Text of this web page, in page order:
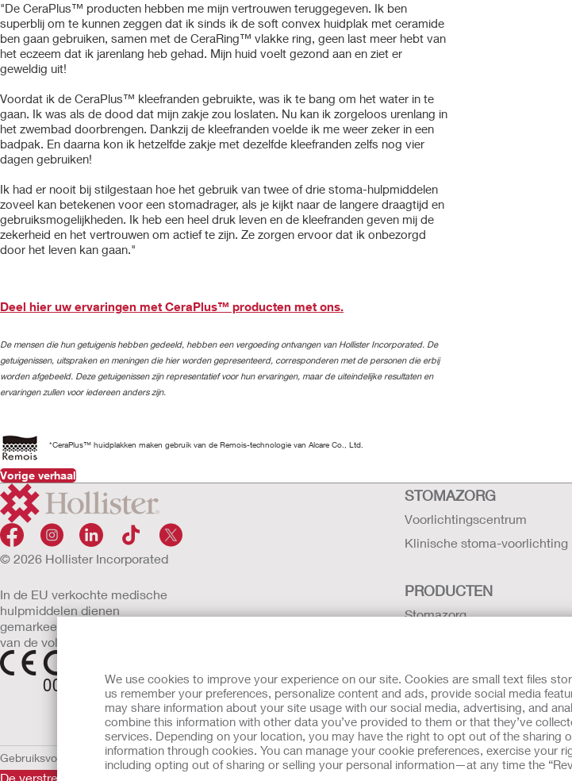
We use cookies to improve your experience on our site. Cookies are small text files
us remember your preferences, personalize content and ads, provide social media
may share information about your site usage with our social media, advertising, and
combine this information with other data you’ve provided to them or that they’ve
services. Depending on your location, you may have the right to opt out of the sharing
information through cookies. You can manage your cookie preferences, exercise your
including opting out of sharing or selling your personal information—at any time the
"De CeraPlus™ producten hebben me mijn vertrouwen teruggegeven. Ik ben
superblij om te kunnen zeggen dat ik sinds ik de soft convex huidplak met ceramide
ben gaan gebruiken, samen met de CeraRing™ vlakke ring, geen last meer hebt van
het eczeem dat ik jarenlang heb gehad. Mijn huid voelt gezond aan en ziet er
geweldig uit!
Voordat ik de CeraPlus™ kleefranden gebruikte, was ik te bang om het water in te
gaan. Ik was als de dood dat mijn zakje zou loslaten. Nu kan ik zorgeloos urenlang in
het zwembad doorbrengen. Dankzij de kleefranden voelde ik me weer zeker in een
badpak. En daarna kon ik hetzelfde zakje met dezelfde kleefranden zelfs nog vier
dagen gebruiken!
Ik had er nooit bij stilgestaan hoe het gebruik van twee of drie stoma-hulpmiddelen
zoveel kan betekenen voor een stomadrager, als je kijkt naar de langere draagtijd en
gebruiksmogelijkheden. Ik heb een heel druk leven en de kleefranden geven mij de
zekerheid en het vertrouwen om actief te zijn. Ze zorgen ervoor dat ik onbezorgd
door het leven kan gaan."
Deel hier uw ervaringen met CeraPlus™ producten met ons.
De mensen die hun getuigenis hebben gedeeld, hebben een vergoeding ontvangen van Hollister Incorporated. De
getuigenissen, uitspraken en meningen die hier worden gepresenteerd, corresponderen met de personen die erbij
worden afgebeeld. Deze getuigenissen zijn representatief voor hun ervaringen, maar de uiteindelijke resultaten en
ervaringen zullen voor iedereen anders zijn.
*CeraPlus™ huidplakken maken gebruik van de Remois-technologie van Alcare Co., Ltd.
Vorige verhaal
© 2026 Hollister Incorporated
In de EU verkochte medische
hulpmiddelen dienen
gemarkeerd te zijn met een
van de volgende symbolen
STOMAZORG
Voorlichtingscentrum
Klinische stoma-voorlichting
PRODUCTEN
Stomazorg
Gebruiksaanwijzing
Latex verklaring -
veiligheidsgegevens
Gebruiksvoorwaarden Privacybeleid Gebruik van cookiesEU Mededeling aan Klokkenluiders
De verstrekte informatie is geen medisch advies en is niet bedoeld als vervanging voor het advies